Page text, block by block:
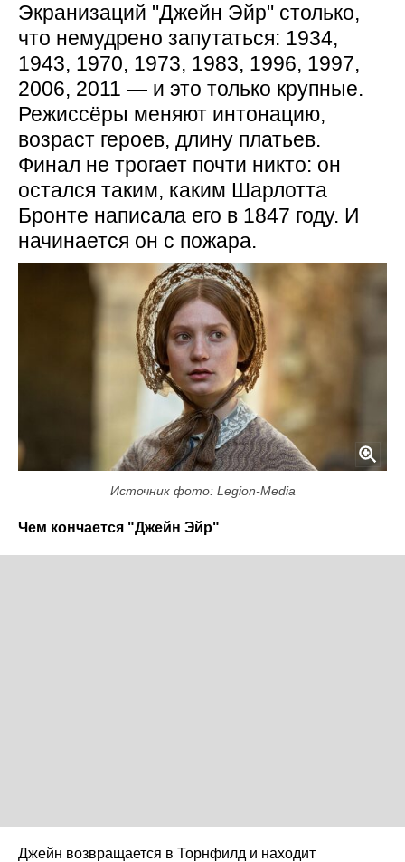
Экранизаций "Джейн Эйр" столько,
что немудрено запутаться: 1934,
1943, 1970, 1973, 1983, 1996, 1997,
2006, 2011 — и это только крупные.
Режиссёры меняют интонацию,
возраст героев, длину платьев.
Финал не трогает почти никто: он
остался таким, каким Шарлотта
Бронте написала его в 1847 году. И
начинается он с пожара.
Источник фото: Legion-Media
Чем кончается "Джейн Эйр"
Джейн возвращается в Торнфилд и находит